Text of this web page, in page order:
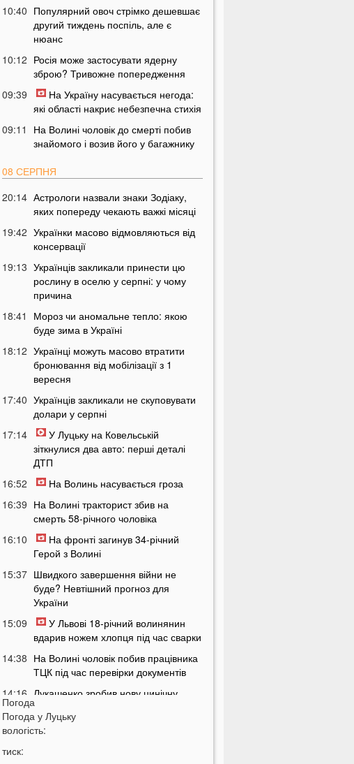
10:40 Популярний овоч стрімко дешевшає
другий тиждень поспіль, але є
нюанс
10:12 Росія може застосувати ядерну
зброю? Тривожне попередження
09:39
На Україну насувається негода:
які області накриє небезпечна стихія
09:11
На Волині чоловік до смерті побив
знайомого і возив його у багажнику
08 СЕРПНЯ
20:14 Астрологи назвали знаки Зодіаку,
яких попереду чекають важкі місяці
19:42 Українки масово відмовляються від
консервації
19:13 Українців закликали принести цю
рослину в оселю у серпні: у чому
причина
18:41
Мороз чи аномальне тепло: якою
буде зима в Україні
18:12 Українці можуть масово втратити
бронювання від мобілізації з 1
вересня
17:40 Українців закликали не скуповувати
долари у серпні
17:14
У Луцьку на Ковельській
зіткнулися два авто: перші деталі
ДТП
16:52
На Волинь насувається гроза
16:39 На Волині тракторист збив на
смерть 58-річного чоловіка
16:10
На фронті загинув 34-річний
Герой з Волині
15:37 Швидкого завершення війни не
буде? Невтішний прогноз для
України
15:09
У Львові 18-річний волинянин
вдарив ножем хлопця під час сварки
14:38 На Волині чоловік побив працівника
ТЦК під час перевірки документів
14:16 Лукашенко зробив нову цинічну
заяву про війну в Україні
14:01
Погода
Погода у Луцьку
вологість:
тиск: